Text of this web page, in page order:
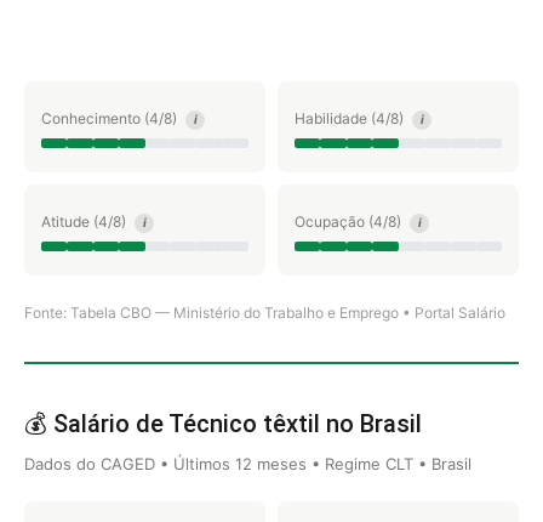
Conhecimento (4/8) i Habilidade (4/8) i
Atitude (4/8) i Ocupação (4/8) i
Fonte: Tabela CBO — Ministério do Trabalho e Emprego • Portal Salário
💰 Salário de Técnico têxtil no Brasil
Dados do CAGED • Últimos 12 meses • Regime CLT • Brasil